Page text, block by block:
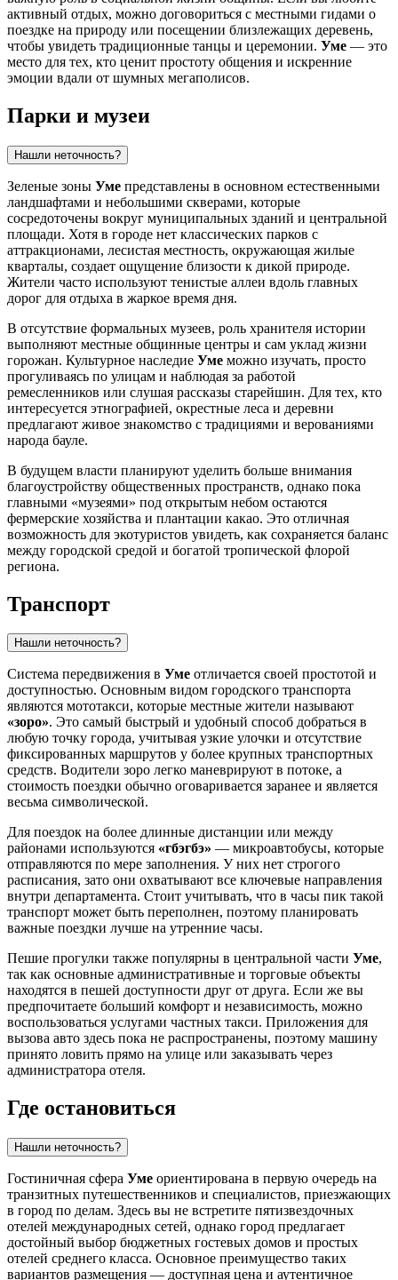
активный отдых, можно договориться с местными гидами о
поездке на природу или посещении близлежащих деревень,
чтобы увидеть традиционные танцы и церемонии. Уме — это
место для тех, кто ценит простоту общения и искренние
эмоции вдали от шумных мегаполисов.
Парки и музеи
Нашли неточность?
Зеленые зоны Уме представлены в основном естественными
ландшафтами и небольшими скверами, которые
сосредоточены вокруг муниципальных зданий и центральной
площади. Хотя в городе нет классических парков с
аттракционами, лесистая местность, окружающая жилые
кварталы, создает ощущение близости к дикой природе.
Жители часто используют тенистые аллеи вдоль главных
дорог для отдыха в жаркое время дня.
В отсутствие формальных музеев, роль хранителя истории
выполняют местные общинные центры и сам уклад жизни
горожан. Культурное наследие Уме можно изучать, просто
прогуливаясь по улицам и наблюдая за работой
ремесленников или слушая рассказы старейшин. Для тех, кто
интересуется этнографией, окрестные леса и деревни
предлагают живое знакомство с традициями и верованиями
народа бауле.
В будущем власти планируют уделить больше внимания
благоустройству общественных пространств, однако пока
главными «музеями» под открытым небом остаются
фермерские хозяйства и плантации какао. Это отличная
возможность для экотуристов увидеть, как сохраняется баланс
между городской средой и богатой тропической флорой
региона.
Транспорт
Нашли неточность?
Система передвижения в Уме отличается своей простотой и
доступностью. Основным видом городского транспорта
являются мототакси, которые местные жители называют
«зоро». Это самый быстрый и удобный способ добраться в
любую точку города, учитывая узкие улочки и отсутствие
фиксированных маршрутов у более крупных транспортных
средств. Водители зоро легко маневрируют в потоке, а
стоимость поездки обычно оговаривается заранее и является
весьма символической.
Для поездок на более длинные дистанции или между
районами используются «гбэгбэ» — микроавтобусы, которые
отправляются по мере заполнения. У них нет строгого
расписания, зато они охватывают все ключевые направления
внутри департамента. Стоит учитывать, что в часы пик такой
транспорт может быть переполнен, поэтому планировать
важные поездки лучше на утренние часы.
Пешие прогулки также популярны в центральной части Уме,
так как основные административные и торговые объекты
находятся в пешей доступности друг от друга. Если же вы
предпочитаете больший комфорт и независимость, можно
воспользоваться услугами частных такси. Приложения для
вызова авто здесь пока не распространены, поэтому машину
принято ловить прямо на улице или заказывать через
администратора отеля.
Где остановиться
Нашли неточность?
Гостиничная сфера Уме ориентирована в первую очередь на
транзитных путешественников и специалистов, приезжающих
в город по делам. Здесь вы не встретите пятизвездочных
отелей международных сетей, однако город предлагает
достойный выбор бюджетных гостевых домов и простых
отелей среднего класса. Основное преимущество таких
вариантов размещения — доступная цена и аутентичное